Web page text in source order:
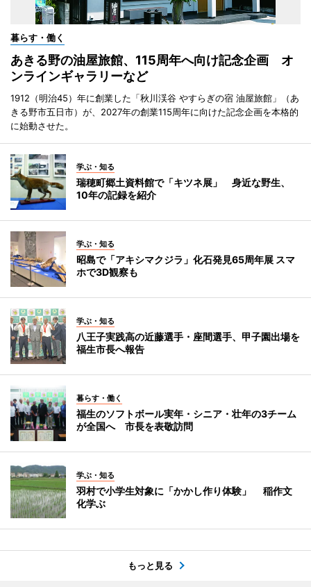
暮らす・働く
あきる野の油屋旅館、115周年へ向け記念企画 オ
ンラインギャラリーなど
1912（明治45）年に創業した「秋川渓谷 やすらぎの宿 油屋旅館」（あ
きる野市五日市）が、2027年の創業115周年に向けた記念企画を本格的
に始動させた。
学ぶ・知る
瑞穂町郷土資料館で「キツネ展」 身近な野生、
10年の記録を紹介
学ぶ・知る
昭島で「アキシマクジラ」化石発見65周年展 スマ
ホで3D観察も
学ぶ・知る
八王子実践高の近藤選手・座間選手、甲子園出場を
福生市長へ報告
暮らす・働く
福生のソフトボール実年・シニア・壮年の3チーム
が全国へ 市長を表敬訪問
学ぶ・知る
羽村で小学生対象に「かかし作り体験」 稲作文
化学ぶ
もっと見る